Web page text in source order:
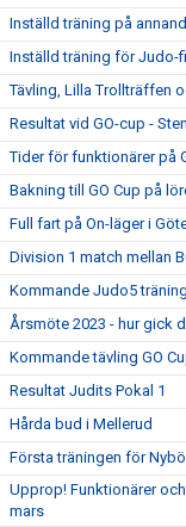
Inställd träning på
Inställd träning för Judo-
Tävling, Lilla Trollträffen
Resultat vid GO-cup -
Tider för funktionärer på
Bakning till GO Cup på
Full fart på On-läger i
Division 1 match mellan
Kommande Judo5
Årsmöte 2023 - hur gick
Kommande tävling GO
Resultat Judits Pokal 1
Hårda bud i Mellerud
Första träningen för
Upprop! Funktionärer
mars